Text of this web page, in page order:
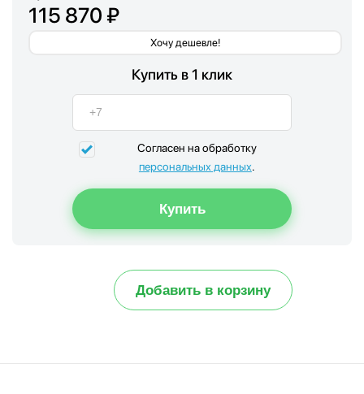
115 870 ₽
Хочу дешевле!
Купить в 1 клик
Согласен на обработку
персональных данных.
Добавить в корзину